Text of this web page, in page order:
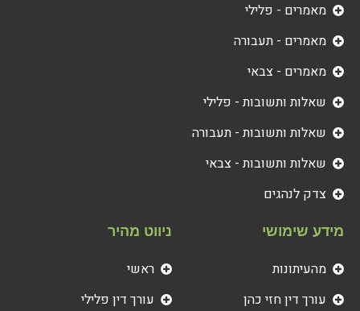
ניווט מהיר
ראשי
עורך דין פלילי
מידע שימושי
מהעיתונות
עורך דין חזי כהן
מאמרים - פלילי
מאמרים - תעבורה
מאמרים - צבאי
שאלות ותשובות - פלילי
שאלות ותשובות - תעבורה
שאלות ותשובות - צבאי
צדק לנהגים